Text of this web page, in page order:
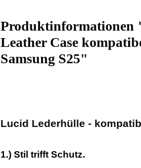
Produktinformationen
Leather Case
Samsung S25"
Lucid Lederhülle -
1.) Stil trifft Schutz.